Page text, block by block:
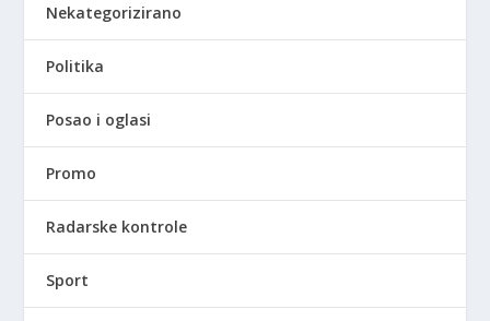
Nekategorizirano
Politika
Posao i oglasi
Promo
Radarske kontrole
Sport